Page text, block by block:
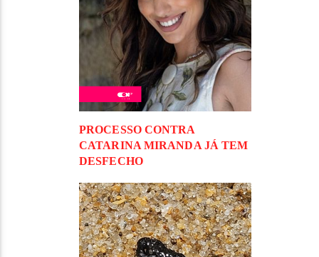
PROCESSO CONTRA
CATARINA MIRANDA JÁ TEM
DESFECHO